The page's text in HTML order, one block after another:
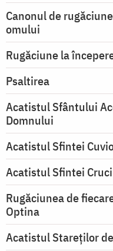
Canonul de
omului
Rugăciune la
Psaltirea
Acatistul Sfântului
Domnului
Acatistul Sfintei
Acatistul Sfintei Cruci
Rugăciunea de
Optina
Acatistul Stareţilor